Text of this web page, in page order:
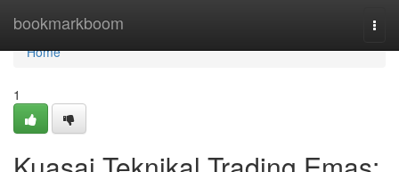
bookmarkboom
Home
Home
1